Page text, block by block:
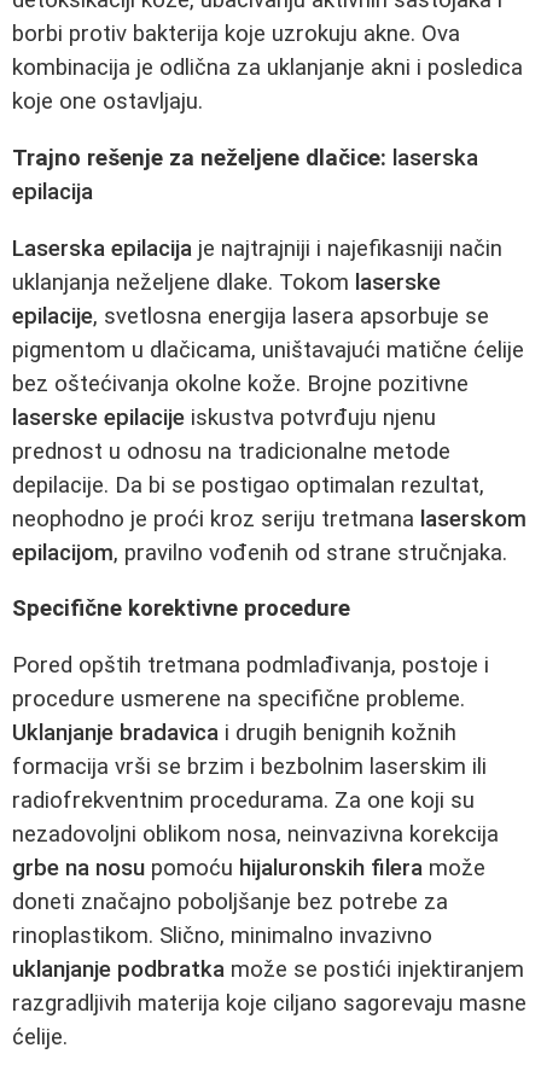
borbi protiv bakterija koje uzrokuju akne. Ova
kombinacija je odlična za uklanjanje akni i posledica
koje one ostavljaju.
Trajno rešenje za neželjene dlačice: laserska
epilacija
Laserska epilacija je najtrajniji i najefikasniji način
uklanjanja neželjene dlake. Tokom laserske
epilacije, svetlosna energija lasera apsorbuje se
pigmentom u dlačicama, uništavajući matične ćelije
bez oštećivanja okolne kože. Brojne pozitivne
laserske epilacije iskustva potvrđuju njenu
prednost u odnosu na tradicionalne metode
depilacije. Da bi se postigao optimalan rezultat,
neophodno je proći kroz seriju tretmana laserskom
epilacijom, pravilno vođenih od strane stručnjaka.
Specifične korektivne procedure
Pored opštih tretmana podmlađivanja, postoje i
procedure usmerene na specifične probleme.
Uklanjanje bradavica i drugih benignih kožnih
formacija vrši se brzim i bezbolnim laserskim ili
radiofrekventnim procedurama. Za one koji su
nezadovoljni oblikom nosa, neinvazivna korekcija
grbe na nosu pomoću hijaluronskih filera može
doneti značajno poboljšanje bez potrebe za
rinoplastikom. Slično, minimalno invazivno
uklanjanje podbratka može se postići injektiranjem
razgradljivih materija koje ciljano sagorevaju masne
ćelije.